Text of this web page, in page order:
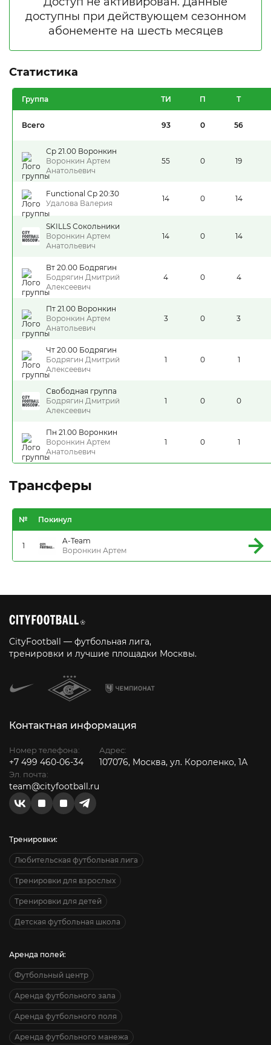
Статистика
Группа ТИ П Т
Всего 93 0 56
Ср 21.00 Воронкин
Воронкин Артем
Анатольевич
55 0 19
Functional Ср 20:30
Удалова Валерия
14 0 14
SKILLS Сокольники
Воронкин Артем
Анатольевич
14 0 14
Вт 20.00 Бодрягин
Бодрягин Дмитрий
Алексеевич
4 0 4
Пт 21.00 Воронкин
Воронкин Артем
Анатольевич
3 0 3
Чт 20.00 Бодрягин
Бодрягин Дмитрий
Алексеевич
1 0 1
Свободная группа
Бодрягин Дмитрий
Алексеевич
1 0 0
Пн 21.00 Воронкин
Воронкин Артем
Анатольевич
1 0 1
Трансферы
№ Покинул
1
A-Team
Воронкин Артем
CityFootball — футбольная лига,
тренировки и лучшие площадки Москвы.
Контактная информация
Номер телефона:
+7 499 460-06-34
Эл. почта:
team@cityfootball.ru
Адрес:
107076, Москва, ул. Короленко, 1А
Тренировки:
Любительская футбольная лига
Тренировки для взрослых
Тренировки для детей
Детская футбольная школа
Аренда полей:
Футбольный центр
Аренда футбольного зала
Аренда футбольного поля
Аренда футбольного манежа